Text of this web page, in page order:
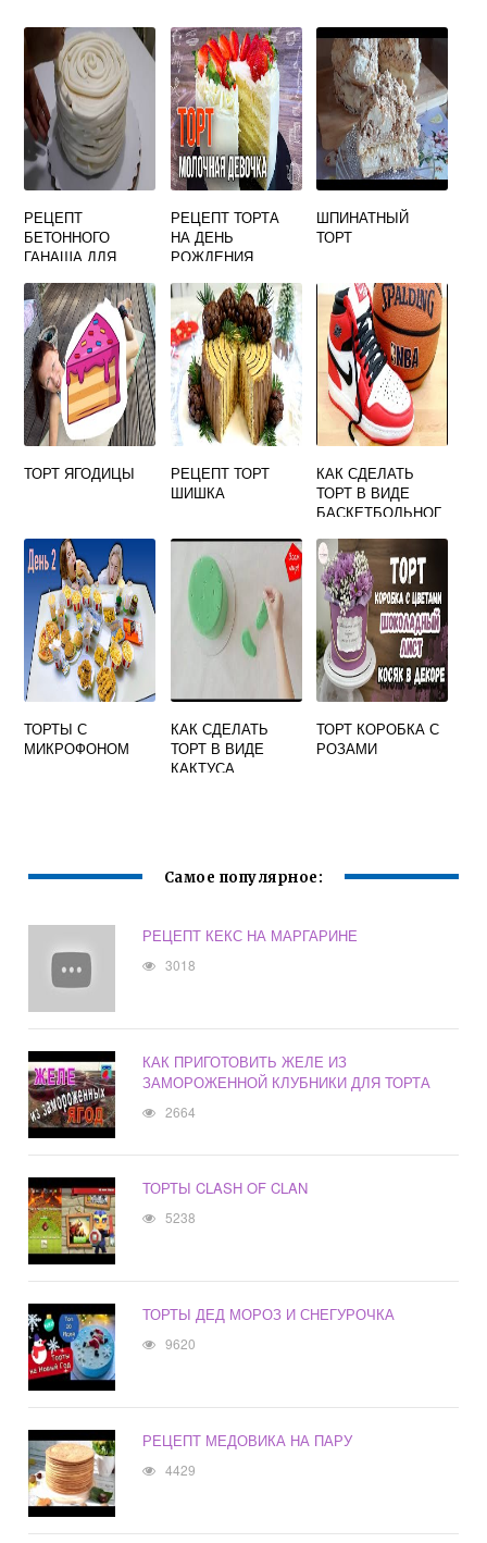
РЕЦЕПТ
БЕТОННОГО
ГАНАША ДЛЯ
ТОРТА
РЕЦЕПТ ТОРТА
НА ДЕНЬ
РОЖДЕНИЯ
ШПИНАТНЫЙ
ТОРТ
ТОРТ ЯГОДИЦЫ
РЕЦЕПТ ТОРТ
ШИШКА
КАК СДЕЛАТЬ
ТОРТ В ВИДЕ
БАСКЕТБОЛЬНОГ
ТОРТЫ С
МИКРОФОНОМ
КАК СДЕЛАТЬ
ТОРТ В ВИДЕ
КАКТУСА
ТОРТ КОРОБКА С
РОЗАМИ
Самое популярное:
РЕЦЕПТ КЕКС НА МАРГАРИНЕ
3018
КАК ПРИГОТОВИТЬ ЖЕЛЕ ИЗ
ЗАМОРОЖЕННОЙ КЛУБНИКИ ДЛЯ ТОРТА
2664
ТОРТЫ CLASH OF CLAN
5238
ТОРТЫ ДЕД МОРОЗ И СНЕГУРОЧКА
9620
РЕЦЕПТ МЕДОВИКА НА ПАРУ
4429